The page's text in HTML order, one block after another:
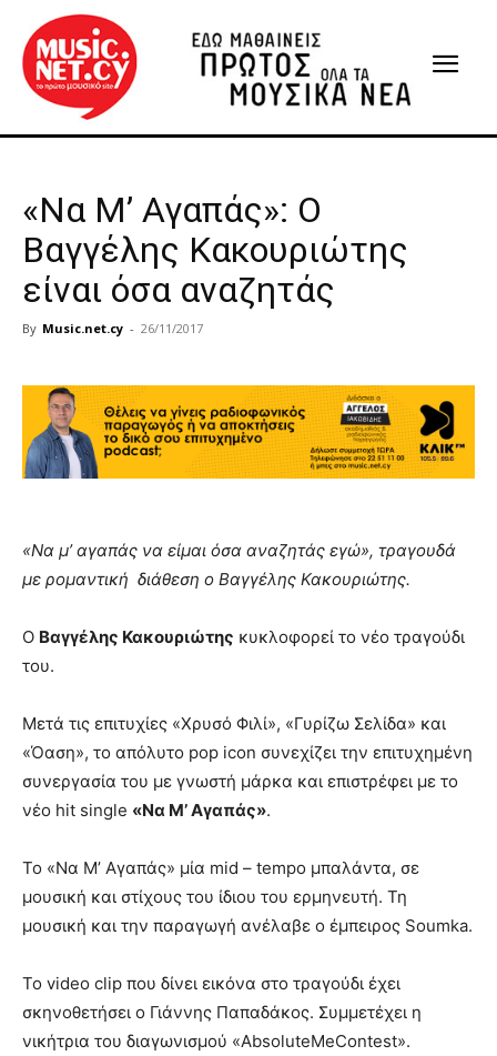
«Να Μ’ Αγαπάς»: Ο
Βαγγέλης Κακουριώτης
είναι όσα αναζητάς
By Music.net.cy - 26/11/2017
«Να μ’ αγαπάς να είμαι όσα αναζητάς εγώ», τραγουδά
με ρομαντική διάθεση ο Βαγγέλης Κακουριώτης.
Ο Βαγγέλης Κακουριώτης κυκλοφορεί το νέο τραγούδι
του.
Μετά τις επιτυχίες «Χρυσό Φιλί», «Γυρίζω Σελίδα» και
«Όαση», το απόλυτο pop icon συνεχίζει την επιτυχημένη
συνεργασία του με γνωστή μάρκα και επιστρέφει με το
νέο hit single «Να Μ’ Αγαπάς».
Το «Να Μ’ Αγαπάς» μία mid – tempo μπαλάντα, σε
μουσική και στίχους του ίδιου του ερμηνευτή. Τη
μουσική και την παραγωγή ανέλαβε ο έμπειρος Soumka.
Το video clip που δίνει εικόνα στο τραγούδι έχει
σκηνοθετήσει ο Γιάννης Παπαδάκος. Συμμετέχει η
νικήτρια του διαγωνισμού «AbsoluteMeContest».